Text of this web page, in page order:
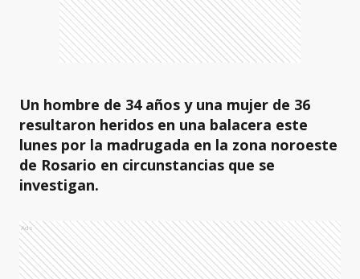
Un hombre de 34 años y una mujer de 36
resultaron heridos en una balacera este
lunes por la madrugada en la zona noroeste
de Rosario en circunstancias que se
investigan.
Ads